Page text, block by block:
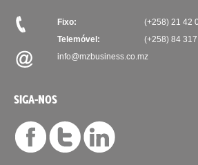
Fixo:
(+258) 21 42
Telemóvel:
(+258) 84
info@mzbusiness.co.mz
SIGA-NOS